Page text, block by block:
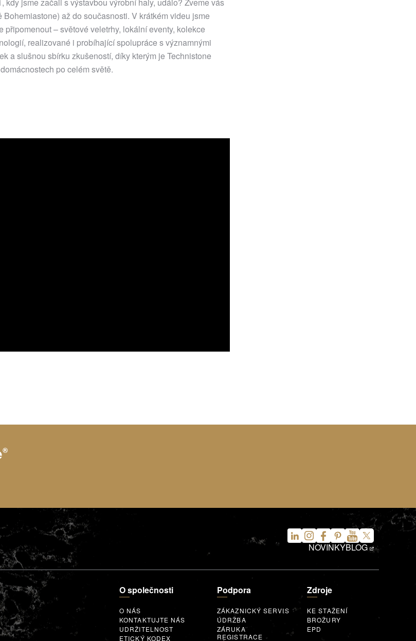
až do současnosti. V krátkém videu jsme
– světové veletrhy, lokální eventy, kolekce
realizované i probíhající spolupráce s významnými
a slušnou sbírku zkušeností, díky kterým je Technistone
po celém světě.
®
NOVINKYBLOG
O společnosti
O NÁS
KONTAKTUJTE NÁS
UDRŽITELNOST
ETICKÝ KODEX
Podpora
ZÁKAZNICKÝ SERVIS
ÚDRŽBA
ZÁRUKA
REGISTRACE
Zdroje
KE STAŽENÍ
BROŽURY
EPD